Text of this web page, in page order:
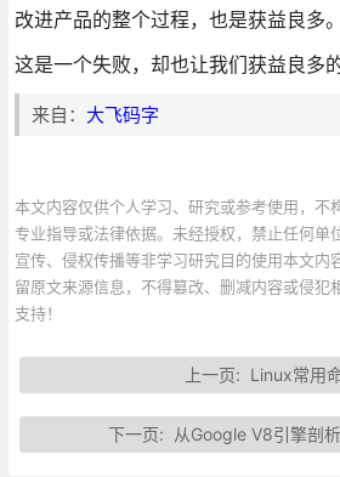
改进产品的整个过程，也是获益良多。
这是一个失败，却也让我们获益良多
来自： 大飞码字
本文内容仅供个人学习、研究或参考使用，不
专业指导或法律依据。未经授权，禁止任何单
宣传、侵权传播等非学习研究目的使用本文内
留原文来源信息，不得篡改、删减内容或侵犯
支持！
上一页: Linux常用
下一页: 从Google V8引擎剖